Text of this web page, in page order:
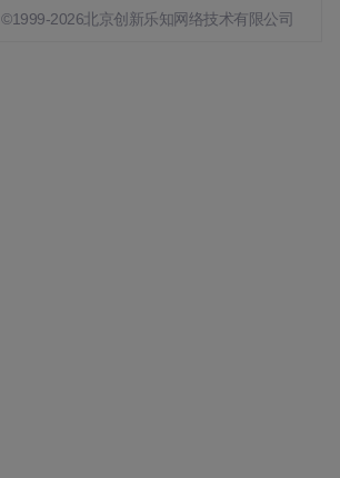
©1999-2026北京创新乐知网络技术有限公司